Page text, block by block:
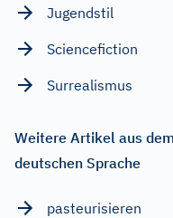
Jugendstil
Sciencefiction
Surrealismus
Weitere Artikel aus
deutschen Sprache
pasteurisieren